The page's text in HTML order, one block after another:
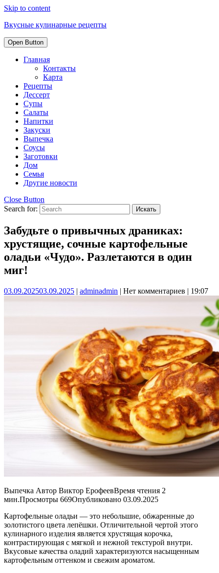
Skip to content
Вкусные кулинарные рецепты
Open Button
Главная
Контакты
Карта
Рецепты
Дессерт
Супы
Салаты
Напитки
Закуски
Выпечка
Соусы
Заготовки
Дом
Семья
Другие новости
Close Button
Search for:
Забудьте о привычных драниках:
хрустящие, сочные картофельные
оладьи «Чудо». Разлетаются в один
миг!
03.09.202503.09.2025 | adminadmin | Нет комментариев | 19:07
Выпечка Автор Виктор ЕрофеевВремя чтения 2
мин.Просмотры 669Опубликовано 03.09.2025
Картофельные оладьи — это небольшие, обжаренные до
золотистого цвета лепёшки. Отличительной чертой этого
кулинарного изделия является хрустящая корочка,
контрастирующая с мягкой и нежной текстурой внутри.
Вкусовые качества оладий характеризуются насыщенным
картофельным оттенком и свежим ароматом.